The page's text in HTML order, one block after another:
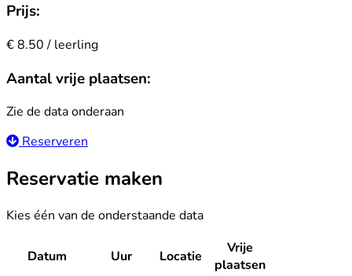
Prijs:
€ 8.50 / leerling
Aantal vrije plaatsen:
Zie de data onderaan
Reserveren
Reservatie maken
Kies één van de onderstaande data
Datum Uur Locatie
Vrije
plaatsen